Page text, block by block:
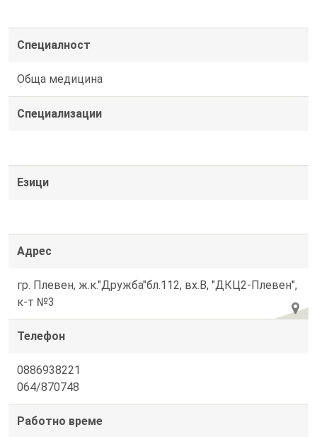
Специалност
Обща медицина
Специализации
Езици
Адрес
гр. Плевен, ж.к."Дружба"бл.112, вх.В, "ДКЦ2-Плевен",
к-т №3
Телефон
0886938221
064/870748
Работно време